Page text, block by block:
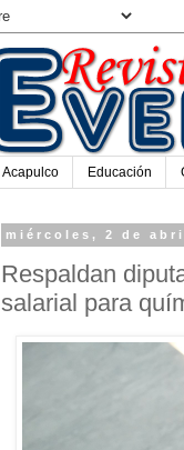
Acapulco Educación
miércoles, 2 de
Respaldan
salarial para